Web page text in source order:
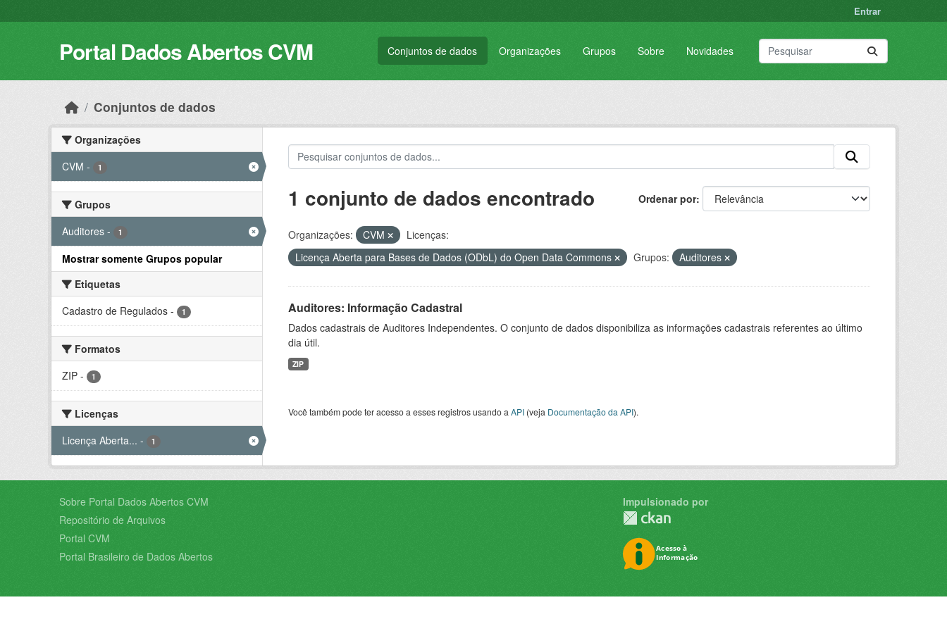
Entrar
Portal Dados Abertos CVM Conjuntos de dados Organizações Grupos Sobre Novidades
Conjuntos de dados
Organizações
CVM - 1
Grupos
Auditores - 1
Mostrar somente Grupos popular
Etiquetas
Cadastro de Regulados - 1
Formatos
ZIP - 1
Licenças
Licença Aberta... - 1
Ordenar por
1 conjunto de dados encontrado
Organizações: CVM
Licenças:
Licença Aberta para Bases de Dados (ODbL) do Open Data Commons
Grupos: Auditores
Auditores: Informação Cadastral
Dados cadastrais de Auditores Independentes. O conjunto de dados disponibiliza as informações cadastrais referentes ao último
dia útil.
ZIP
Você também pode ter acesso a esses registros usando a API(veja Documentação da API).
Sobre Portal Dados Abertos CVM
Repositório de Arquivos
Portal CVM
Portal Brasileiro de Dados Abertos
Impulsionado por